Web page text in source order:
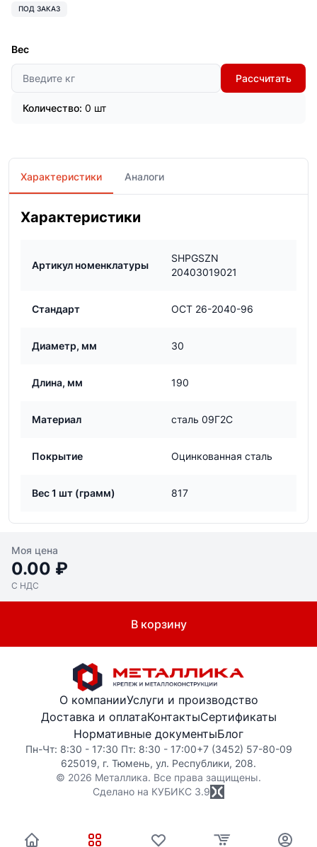
ПОД ЗАКАЗ
Вес
Рассчитать
Количество: 0 шт
Характеристики Аналоги
Характеристики
Артикул номенклатуры
SHPGSZN
20403019021
Стандарт ОСТ 26-2040-96
Диаметр, мм 30
Длина, мм 190
Материал сталь 09Г2С
Покрытие Оцинкованная сталь
Вес 1 шт (грамм) 817
Моя цена
0.00 ₽
С НДС
В корзину
О компанииУслуги и производство
Доставка и оплатаКонтактыСертификаты
Нормативные документыБлог
Пн-Чт: 8:30 - 17:30 Пт: 8:30 - 17:00+7 (3452) 57-80-09
625019, г. Тюмень, ул. Республики, 208.
© 2026 Металлика. Все права защищены.
Сделано на КУБИКС 3.9